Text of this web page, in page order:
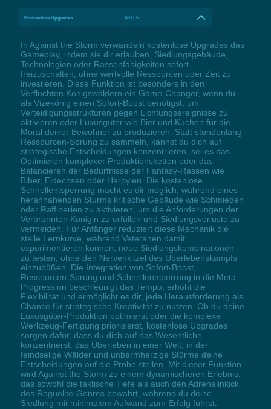
Kostenlose Upgrades Alt+F5
In Against the Storm verwandeln kostenlose Upgrades das
Gameplay, indem sie dir erlauben, Siedlungsgebäude,
Technologien oder Rassenfähigkeiten sofort
freizuschalten, ohne wertvolle Ressourcen oder Zeit zu
investieren. Diese Funktion ist besonders in den
Verfluchten Königswäldern ein Game-Changer, wenn du
als Vizekönig einen Sofort-Boost benötigst, um
Verteidigungsstrukturen gegen Lichtungsereignisse zu
aktivieren oder Luxusgüter wie Bier und Kuchen für die
Moral deiner Bewohner zu produzieren. Statt stundenlang
Ressourcen-Sprung zu sammeln, kannst du dich auf
strategische Entscheidungen konzentrieren, sei es das
Optimieren komplexer Produktionsketten oder das
Balancieren der Bedürfnisse der Fantasy-Rassen wie
Biber, Eidechsen oder Harpyien. Die kostenlose
Schnellentsperrung macht es dir möglich, während eines
herannahenden Sturms kritische Gebäude wie Schmieden
oder Raffinerien zu aktivieren, um die Anforderungen der
Verbrannten Königin zu erfüllen und Siedlungsverluste zu
vermeiden. Für Anfänger reduziert diese Mechanik die
steile Lernkurve, während Veteranen damit
experimentieren können, neue Siedlungskombinationen
zu testen, ohne den Nervenkitzel des Überlebenskampfs
einzubüßen. Die Integration von Sofort-Boost,
Ressourcen-Sprung und Schnellentsperrung in die Meta-
Progression beschleunigt das Tempo, erhöht die
Flexibilität und ermöglicht es dir, jede Herausforderung als
Chance für strategische Kreativität zu nutzen. Ob du deine
Luxusgüter-Produktion optimierst oder die komplexe
Werkzeug-Fertigung priorisierst, kostenlose Upgrades
sorgen dafür, dass du dich auf das Wesentliche
konzentrierst: das Überleben in einer Welt, in der
feindselige Wälder und unbarmherzige Stürme deine
Entscheidungen auf die Probe stellen. Mit dieser Funktion
wird Against the Storm zu einem dynamischeren Erlebnis,
das sowohl die taktische Tiefe als auch den Adrenalinkick
des Roguelite-Genres bewahrt, während du deine
Siedlung mit minimalem Aufwand zum Erfolg führst.